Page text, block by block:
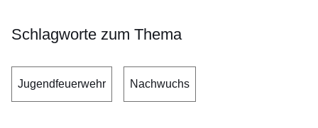
Schlagworte zum Thema
Jugendfeuerwehr Nachwuchs